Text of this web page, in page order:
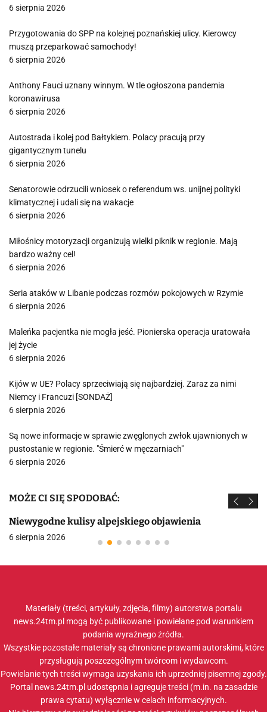
6 sierpnia 2026
Przygotowania do SPP na kolejnej poznańskiej ulicy. Kierowcy
muszą przeparkować samochody!
6 sierpnia 2026
Anthony Fauci uznany winnym. W tle ogłoszona pandemia
koronawirusa
6 sierpnia 2026
Autostrada i kolej pod Bałtykiem. Polacy pracują przy
gigantycznym tunelu
6 sierpnia 2026
Senatorowie odrzucili wniosek o referendum ws. unijnej polityki
klimatycznej i udali się na wakacje
6 sierpnia 2026
Miłośnicy motoryzacji organizują wielki piknik w regionie. Mają
bardzo ważny cel!
6 sierpnia 2026
Seria ataków w Libanie podczas rozmów pokojowych w Rzymie
6 sierpnia 2026
Maleńka pacjentka nie mogła jeść. Pionierska operacja uratowała
jej życie
6 sierpnia 2026
Kijów w UE? Polacy sprzeciwiają się najbardziej. Zaraz za nimi
Niemcy i Francuzi [SONDAŻ]
6 sierpnia 2026
Są nowe informacje w sprawie zwęglonych zwłok ujawnionych w
pustostanie w regionie. "Śmierć w męczarniach"
6 sierpnia 2026
MOŻE CI SIĘ SPODOBAĆ:
Niewygodne kulisy alpejskiego objawienia
6 sierpnia 2026
Materiały (treści, artykuły, zdjęcia, filmy) autorstwa portalu
news.24tm.pl mogą być publikowane i powielane pod warunkiem
podania wyraźnego źródła.
Wszystkie pozostałe materiały są chronione prawami autorskimi, które
przysługują poszczególnym twórcom i wydawcom.
Powielanie tych treści wymaga uzyskania ich uprzedniej pisemnej zgody.
Portal news.24tm.pl udostępnia i agreguje treści (m.in. na zasadzie
prawa cytatu) wyłącznie w celach informacyjnych.